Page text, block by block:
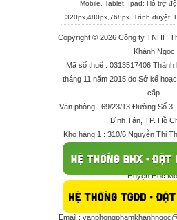
Mobile, Tablet, Ipad: Hỗ trợ
320px,480px,768px. Trình duyệt:
Copyright © 2026 Công ty TNHH
Khánh Ngọc
Mã số thuế : 0313517406
tháng 11 năm 2015 do Sở kế
cấp.
Văn phòng : 69/23/13 Đường Số 3,
Bình Tân, TP. Hồ
Kho hàng 1 : 310/6 Nguyễn Thị
Kho hàng 2 : 68/2X Ấp Đông 1 ,
Huyện Hóc
Điện thoại : 028 625 66506 -
413 - 096 298 10 17 -
Email :